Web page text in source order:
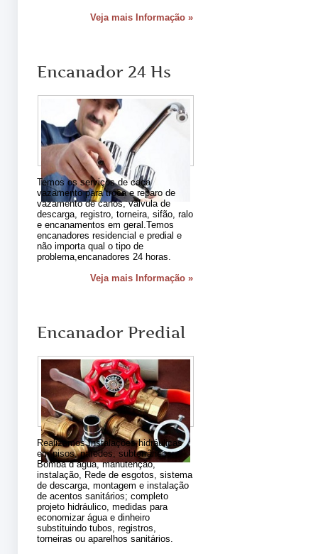
Veja mais Informação »
Encanador 24 Hs
Temos os serviços de caça
vazamento para troca e reparo de
vazamento de canos, válvula de
descarga, registro, torneira, sifão, ralo
e encanamentos em geral.Temos
encanadores residencial e predial e
não importa qual o tipo de
problema,encanadores 24 horas.
Veja mais Informação »
Encanador Predial
Realizamos Instalações hidráulicas
em pisos, paredes, subterrâneos;
Bomba d´agua, manutenção,
instalação, Rede de esgotos, sistema
de descarga, montagem e instalação
de acentos sanitários; completo
projeto hidráulico, medidas para
economizar água e dinheiro
substituindo tubos, registros,
torneiras ou aparelhos sanitários.